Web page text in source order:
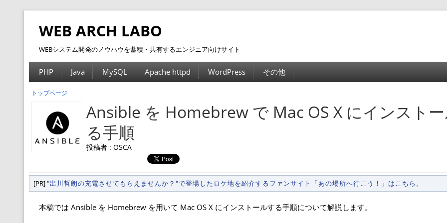
WEB ARCH LABO
WEBシステム開発のノウハウを蓄積・共有するエンジニア向けサイト
PHP Java MySQL Apache httpd WordPress その他
トップページ
Ansible を Homebrew で Mac OS X にインスト
る手順
投稿者 : OSCA
[PR]"出川哲朗の充電させてもらえませんか？"で登場したロケ地を紹介するファンサイト「あの場所へ行こう！」はこちら。
本稿では Ansible を Homebrew を用いて Mac OS X にインストールする手順について解説します。